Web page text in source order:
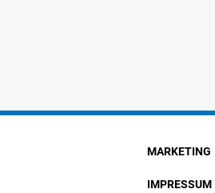
MARKETING
IMPRESSUM